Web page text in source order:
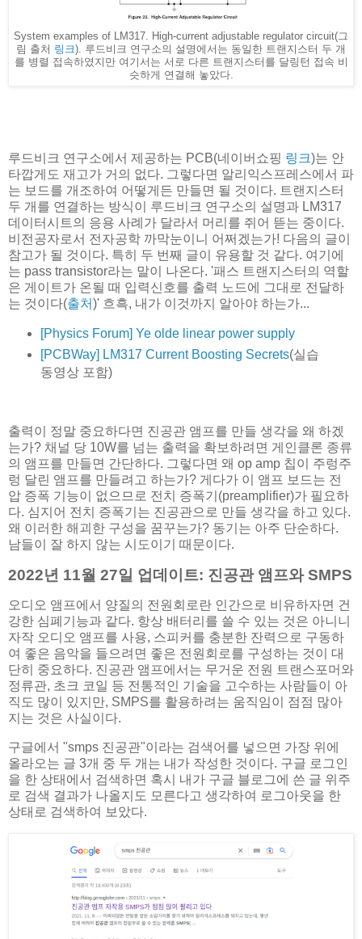
System examples of LM317. High-current adjustable regulator circuit(그
림 출처 링크). 루드비크 연구소의 설명에서는 동일한 트랜지스터 두 개
를 병렬 접속하였지만 여기서는 서로 다른 트랜지스터를 달링턴 접속 비
슷하게 연결해 놓았다.
루드비크 연구소에서 제공하는 PCB(네이버쇼핑 링크)는 안
타깝게도 재고가 거의 없다. 그렇다면 알리익스프레스에서 파
는 보드를 개조하여 어떻게든 만들면 될 것이다. 트랜지스터
두 개를 연결하는 방식이 루드비크 연구소의 설명과 LM317
데이터시트의 응용 사례가 달라서 머리를 쥐어 뜯는 중이다.
비전공자로서 전자공학 까막눈이니 어쩌겠는가! 다음의 글이
참고가 될 것이다. 특히 두 번째 글이 유용할 것 같다. 여기에
는 pass transistor라는 말이 나온다. '패스 트랜지스터의 역할
은 게이트가 온될 때 입력신호를 출력 노드에 그대로 전달하
는 것이다(출처)' 흐흑, 내가 이것까지 알아야 하는가...
[Physics Forum] Ye olde linear power supply
[PCBWay] LM317 Current Boosting Secrets(실습
동영상 포함)
출력이 정말 중요하다면 진공관 앰프를 만들 생각을 왜 하겠
는가? 채널 당 10W를 넘는 출력을 확보하려면 게인클론 종류
의 앰프를 만들면 간단하다. 그렇다면 왜 op amp 칩이 주렁주
렁 달린 앰프를 만들려고 하는가? 게다가 이 앰프 보드는 전
압 증폭 기능이 없으므로 전치 증폭기(preamplifier)가 필요하
다. 심지어 전치 증폭기는 진공관으로 만들 생각을 하고 있다.
왜 이러한 해괴한 구성을 꿈꾸는가? 동기는 아주 단순하다.
남들이 잘 하지 않는 시도이기 때문이다.
2022년 11월 27일 업데이트: 진공관 앰프와 SMPS
오디오 앰프에서 양질의 전원회로란 인간으로 비유하자면 건
강한 심폐기능과 같다. 항상 배터리를 쓸 수 있는 것은 아니니
자작 오디오 앰프를 사용, 스피커를 충분한 잔력으로 구동하
여 좋은 음악을 들으려면 좋은 전원회로를 구성하는 것이 대
단히 중요하다. 진공관 앰프에서는 무거운 전원 트랜스포머와
정류관, 초크 코일 등 전통적인 기술을 고수하는 사람들이 아
직도 많이 있지만, SMPS를 활용하려는 움직임이 점점 많아
지는 것은 사실이다.
구글에서 "smps 진공관"이라는 검색어를 넣으면 가장 위에
올라오는 글 3개 중 두 개는 내가 작성한 것이다. 구글 로그인
을 한 상태에서 검색하면 혹시 내가 구글 블로그에 쓴 글 위주
로 검색 결과가 나올지도 모른다고 생각하여 로그아웃을 한
상태로 검색하여 보았다.